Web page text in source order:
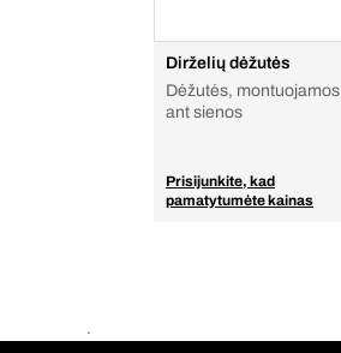
Dirželių dėžutės
Dėžutės, montuojamos
ant sienos
Prisijunkite, kad
pamatytumėte kainas
.